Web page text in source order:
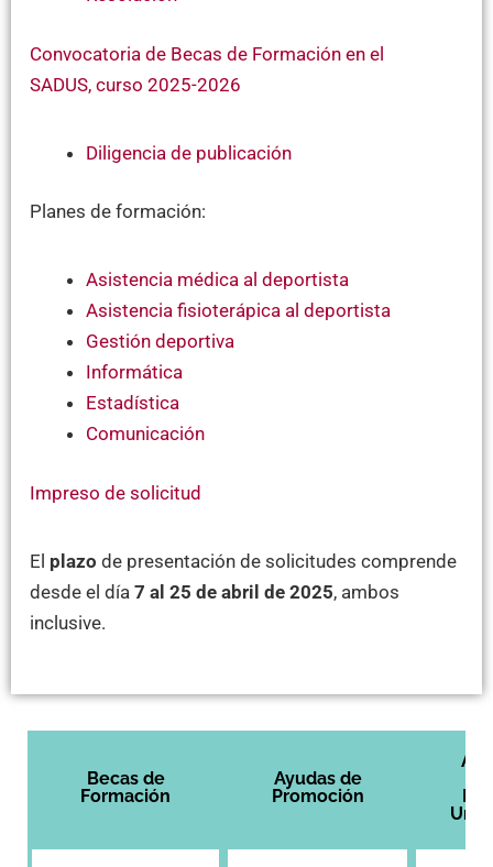
Convocatoria de Becas de Formación en el
SADUS, curso 2025-2026
Diligencia de publicación
Planes de formación:
Asistencia médica al deportista
Asistencia fisioterápica al deportista
Gestión deportiva
Informática
Estadística
Comunicación
Impreso de solicitud
El plazo de presentación de solicitudes comprende
desde el día 7 al 25 de abril de 2025, ambos
inclusive.
Becas de
Formación
Ayudas de
Promoción